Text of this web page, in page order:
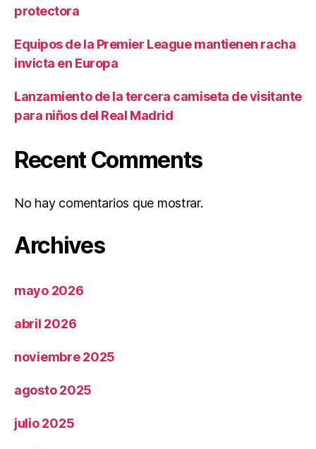
protectora
Equipos de la Premier League mantienen racha
invicta en Europa
Lanzamiento de la tercera camiseta de visitante
para niños del Real Madrid
Recent Comments
No hay comentarios que mostrar.
Archives
mayo 2026
abril 2026
noviembre 2025
agosto 2025
julio 2025